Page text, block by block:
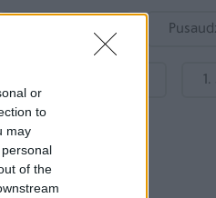
or
to
may
of the